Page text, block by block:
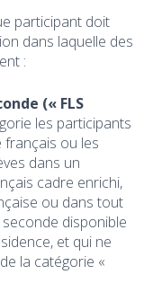
participant doit
dans laquelle des
:
(« FLS
les participants
français ou les
dans un
cadre enrichi,
ou dans tout
disponible
et qui ne
la catégorie «